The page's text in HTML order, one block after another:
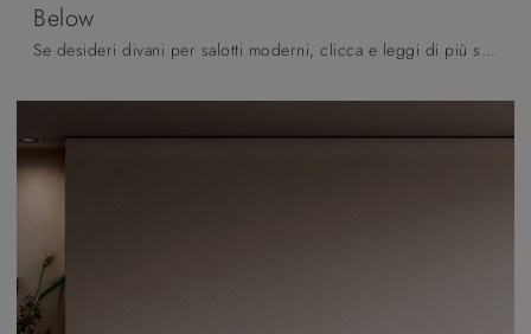
Below
Se desideri divani per salotti moderni, clicca e leggi di più sul modello Below in tessuto del brand Samoa.